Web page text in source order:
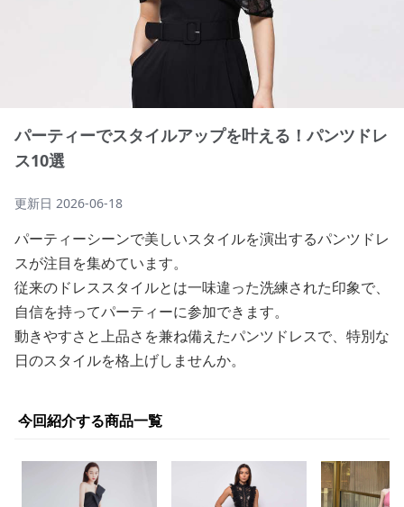
パーティーでスタイルアップを叶える！パンツドレ
ス10選
更新日 2026-06-18
パーティーシーンで美しいスタイルを演出するパンツドレ
スが注目を集めています。
従来のドレススタイルとは一味違った洗練された印象で、
自信を持ってパーティーに参加できます。
動きやすさと上品さを兼ね備えたパンツドレスで、特別な
日のスタイルを格上げしませんか。
今回紹介する商品一覧